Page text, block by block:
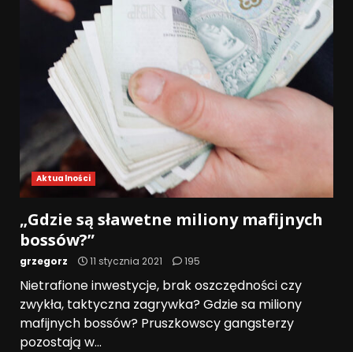
Aktualności
„Gdzie są sławetne miliony mafijnych
bossów?”
grzegorz 11 stycznia 2021 195
Nietrafione inwestycje, brak oszczędności czy
zwykła, taktyczna zagrywka? Gdzie sa miliony
mafijnych bossów? Pruszkowscy gangsterzy
pozostają w...